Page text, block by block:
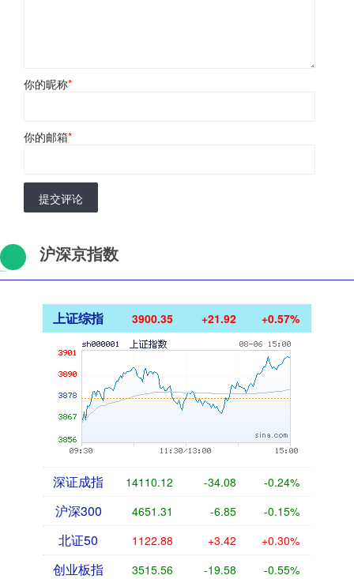
你的昵称*
你的邮箱*
提交评论
沪深京指数
上证综指 3900.35 +21.92 +0.57%
深证成指 14110.12 -34.08 -0.24%
沪深300 4651.31 -6.85 -0.15%
北证50 1122.88 +3.42 +0.30%
创业板指 3515.56 -19.58 -0.55%